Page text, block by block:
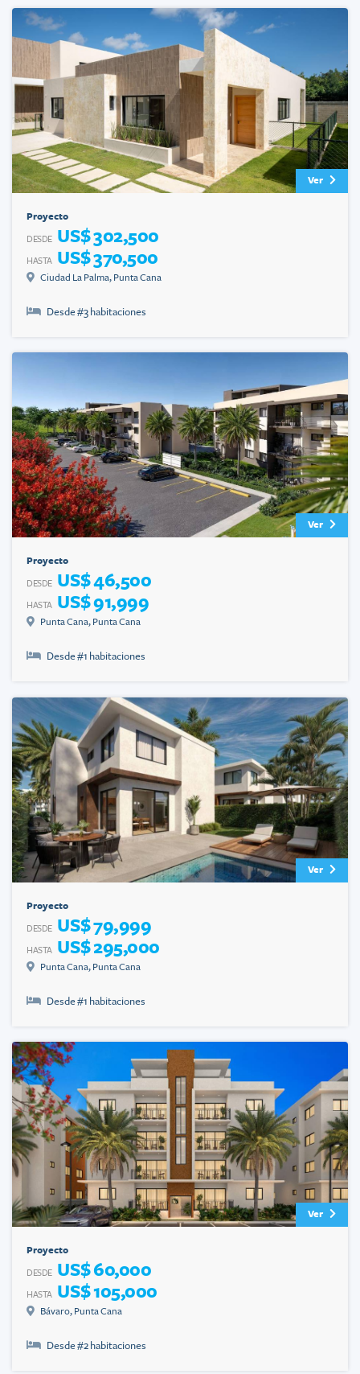
Ver
Proyecto
DESDE US$ 302,500
HASTA US$ 370,500
Ciudad La Palma, Punta Cana
Desde #3 habitaciones
Ver
Proyecto
DESDE US$ 46,500
HASTA US$ 91,999
Punta Cana, Punta Cana
Desde #1 habitaciones
Ver
Proyecto
DESDE US$ 79,999
HASTA US$ 295,000
Punta Cana, Punta Cana
Desde #1 habitaciones
Ver
Proyecto
DESDE US$ 60,000
HASTA US$ 105,000
Bávaro, Punta Cana
Desde #2 habitaciones